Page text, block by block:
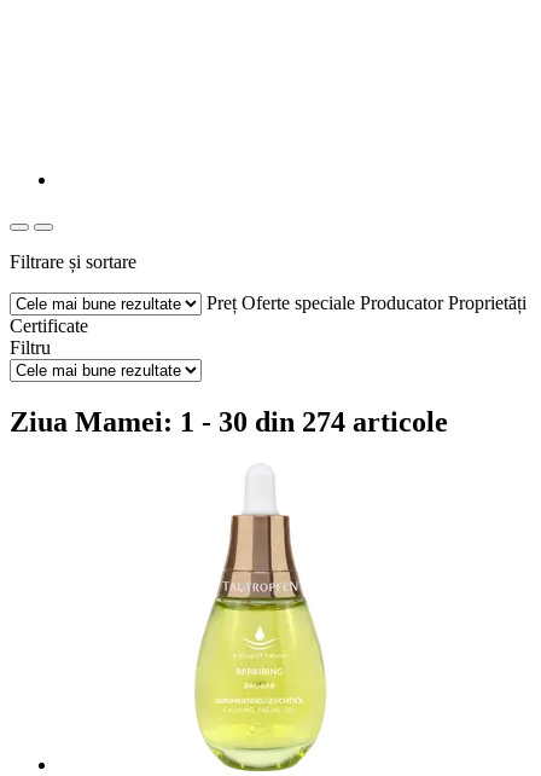
Filtrare și sortare
Preț Oferte speciale Producator Proprietăți
Certificate
Filtru
Ziua Mamei: 1 - 30 din 274 articole